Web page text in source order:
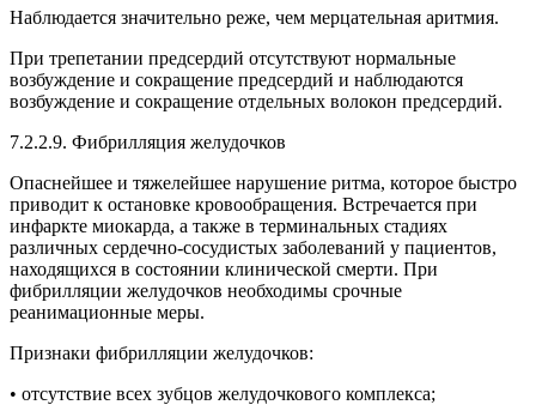
Наблюдается значительно реже, чем мерцательная аритмия.
При трепетании предсердий отсутствуют нормальные
возбуждение и сокращение предсердий и наблюдаются
возбуждение и сокращение отдельных волокон предсердий.
7.2.2.9. Фибрилляция желудочков
Опаснейшее и тяжелейшее нарушение ритма, которое быстро
приводит к остановке кровообращения. Встречается при
инфаркте миокарда, а также в терминальных стадиях
различных сердечно-сосудистых заболеваний у пациентов,
находящихся в состоянии клинической смерти. При
фибрилляции желудочков необходимы срочные
реанимационные меры.
Признаки фибрилляции желудочков:
• отсутствие всех зубцов желудочкового комплекса;